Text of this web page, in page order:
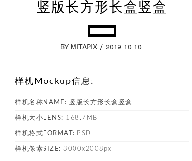
竖版长方形长盒竖盒
BY MITAPIX 2019-10-10
样机Mockup信息:
样机名称NAME: 竖版长方形长盒竖盒
样机大小LENS: 168.7MB
样机格式FORMAT: PSD
样机像素SIZE: 3000x2008px